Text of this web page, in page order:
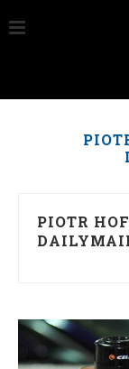
PIOTR